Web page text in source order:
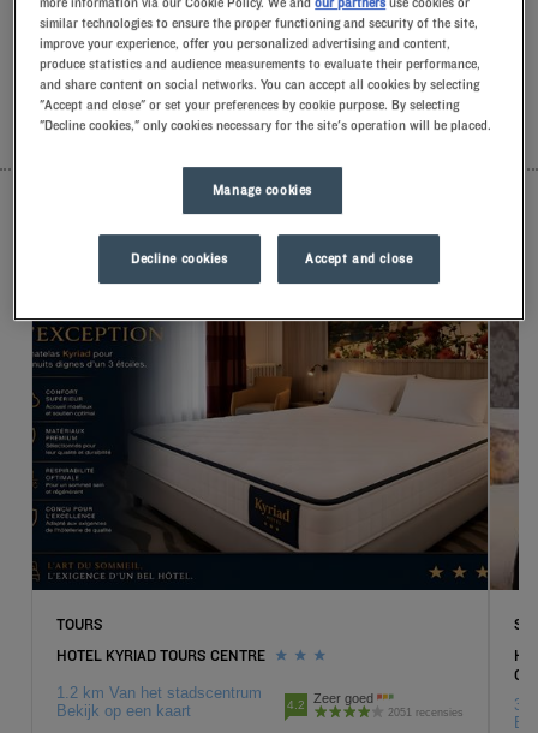
gebaren.U zult het unieke comfort van onze kussens met
traagschuim ontdekken.En proef het Kyriad-verschil om de
dag goed te beginnen.Trakteer uzelf op yoghurtijs bij het
ontbijt… Minstens twee goede redenen om terug te komen!
TOURS
HOTEL KYRIAD TOURS CENTRE
1.2 km Van het stadscentrum
Bekijk op een kaart
4.2 Zeer goed
2051 recensies
similar technologies to ensure the proper functioning and security of the site,
improve your experience, offer you personalized advertising and content,
produce statistics and audience measurements to evaluate their performance,
and share content on social networks. You can accept all cookies by selecting
"Accept and close" or set your preferences by cookie purpose. By selecting
"Decline cookies," only cookies necessary for the site's operation will be placed.
Manage cookies
Decline cookies Accept and close